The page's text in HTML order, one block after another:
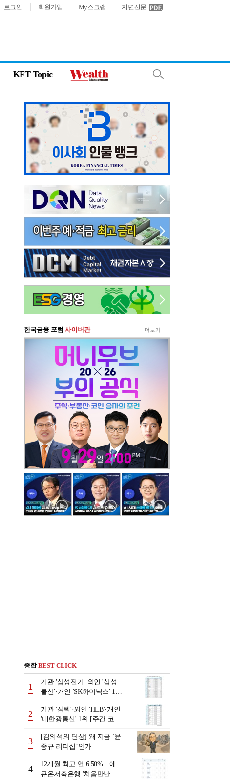
로그인 회원가입 My스크랩 지면신문
KFT Topic
한국금융 포럼 사이버관 더보기
종합BEST CLICK
1
기관 '삼성전기'·외인 '삼성
물산'·개인 'SK하이닉스' 1위
년 8월3일~8월7일]
2
기관 '심텍'·외인 'HLB'·개인
'대한광통신' 1위 [주간 코스
월7일]
3
[김의석의 단상] 왜 지금 ‘윤
종규 리더십’인가
4
12개월 최고 연 6.50%…애
큐온저축은행 '처음만난적